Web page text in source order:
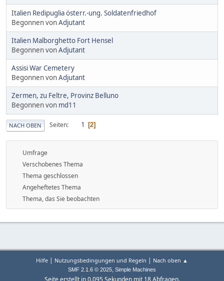
Italien Redipuglia österr.-ung. Soldatenfriedhof
Begonnen vonAdjutant
Italien Malborghetto Fort Hensel
Begonnen vonAdjutant
Assisi War Cemetery
Begonnen vonAdjutant
Zermen, zu Feltre, Provinz Belluno
Begonnen von md11
NACH OBEN Seiten 1 2
Umfrage
Verschobenes Thema
Thema geschlossen
Angeheftetes Thema
Thema, das Sie beobachten
Hilfe | Nutzungsbedingungen und Regeln | Nach oben ▲
SMF 2.1.6 © 2025, Simple Machines
Seite erstellt in 0.095 Sekunden mit 18 Abfragen.